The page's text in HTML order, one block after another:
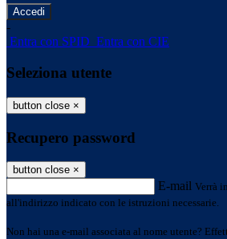
-
Entra con SPID Entra con CIE
Seleziona utente
button close ×
Recupero password
button close ×
E-mail Verrà
all'indirizzo indicato con le istruzioni necessarie.
Non hai una e-mail associata al nome utente?